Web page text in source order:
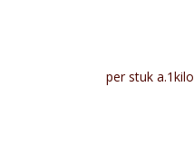
per stuk a.1kilo